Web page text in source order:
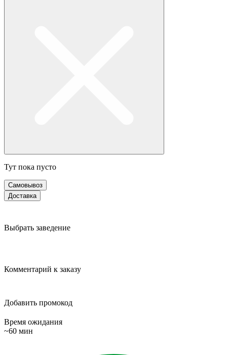
Тут пока пусто
Самовывоз
Доставка
Выбрать заведение
Комментарий к заказу
Добавить промокод
Время ожидания
~60 мин